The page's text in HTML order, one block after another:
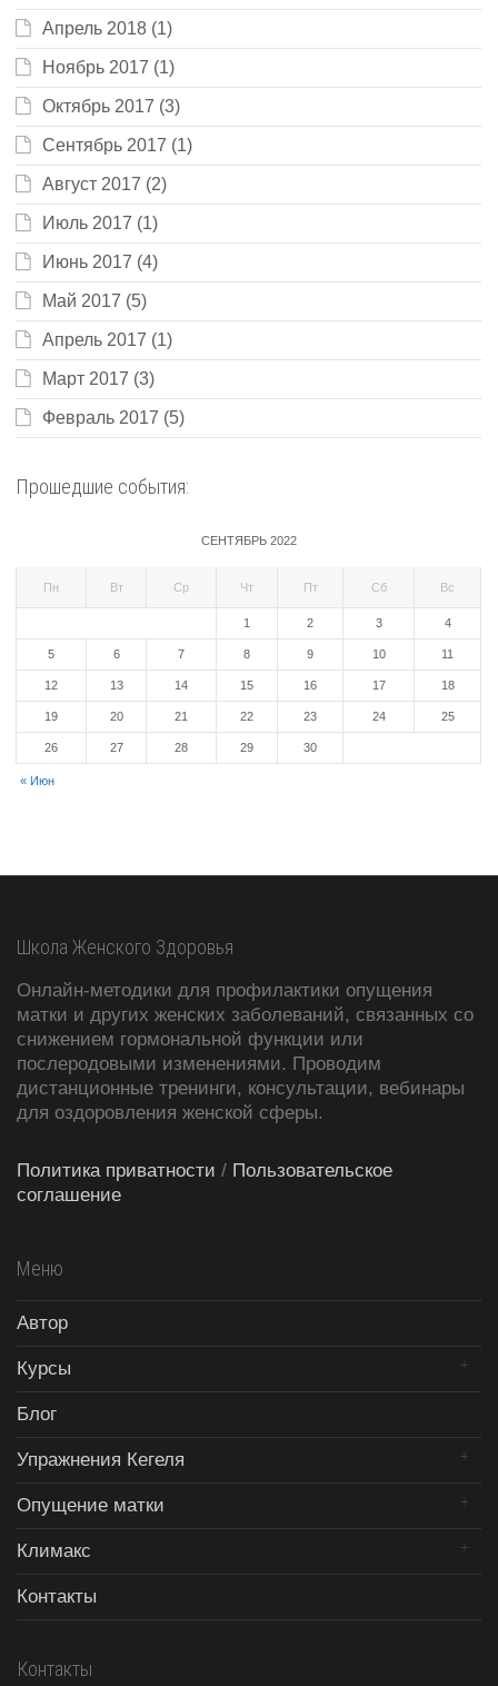
Апрель 2018 (1)
Ноябрь 2017 (1)
Октябрь 2017 (3)
Сентябрь 2017 (1)
Август 2017 (2)
Июль 2017 (1)
Июнь 2017 (4)
Май 2017 (5)
Апрель 2017 (1)
Март 2017 (3)
Февраль 2017 (5)
Прошедшие события:
СЕНТЯБРЬ 2022
Пн Вт Ср Чт Пт Сб Вс
« Июн
1 2 3 4
5 6 7 8 9 10 11
12 13 14 15 16 17 18
19 20 21 22 23 24 25
26 27 28 29 30
Школа Женского Здоровья
Онлайн-методики для профилактики опущения
матки и других женских заболеваний, связанных со
снижением гормональной функции или
послеродовыми изменениями. Проводим
дистанционные тренинги, консультации, вебинары
для оздоровления женской сферы.
Политика приватности / Пользовательское
соглашение
Меню
Автор
Курсы
Блог
Упражнения Кегеля
Опущение матки
Климакс
Контакты
Контакты